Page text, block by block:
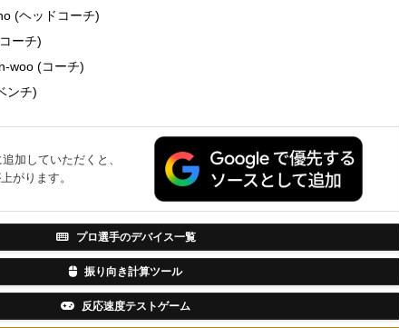
(ヘッドコーチ)
ーチ)
woo (コーチ)
ンチ)
加していただくと、
がります。
プロ選手のデバイス一覧
振り向き計算ツール
反応速度テストゲーム